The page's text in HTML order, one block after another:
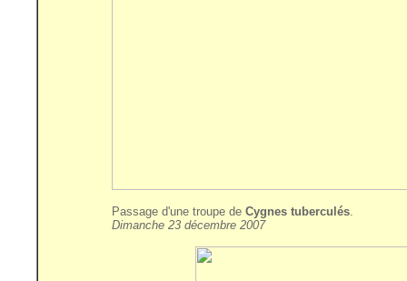
Passage d'une troupe de Cygnes tuberculés.
Dimanche 23 décembre 2007